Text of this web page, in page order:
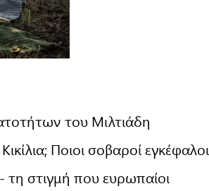
του Μιλτιάδη
Ποιοι σοβαροί εγκέφαλοι
τη στιγμή που ευρωπαίοι